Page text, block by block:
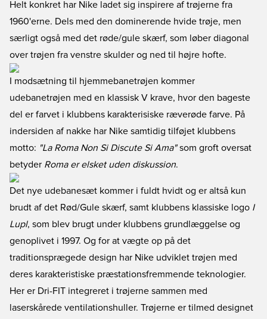
Helt konkret har Nike ladet sig inspirere af trøjerne fra
1960'erne. Dels med den dominerende hvide trøje, men
særligt også med det røde/gule skærf, som løber diagonal
over trøjen fra venstre skulder og ned til højre hofte.
I modsætning til hjemmebanetrøjen kommer
udebanetrøjen med en klassisk V krave, hvor den bageste
del er farvet i klubbens karakterisiske ræverøde farve. På
indersiden af nakke har Nike samtidig tilføjet klubbens
motto: "La Roma Non Si Discute Si Ama"som groft oversat
betyder Roma er elsket uden diskussion.
Det nye udebanesæt kommer i fuldt hvidt og er altså kun
brudt af det Rød/Gule skærf, samt klubbens klassiske logo I
Lupl, som blev brugt under klubbens grundlæggelse og
genoplivet i 1997. Og for at vægte op på det
traditionsprægede design har Nike udviklet trøjen med
deres karakteristiske præstationsfremmende teknologier.
Her er Dri-FIT integreret i trøjerne sammen med
laserskårede ventilationshuller. Trøjerne er tilmed designet